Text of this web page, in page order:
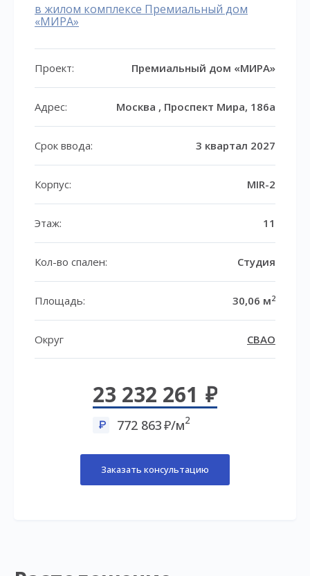
в жилом комплексе Премиальный дом
«МИРА»
Проект: Премиальный дом «МИРА»
Адрес: Москва , Проспект Мира, 186а
Срок ввода: 3 квартал 2027
Корпус: MIR-2
Этаж: 11
Кол-во спален: Студия
Площадь: 30,06 м2
Округ СВАО
23 232 261
772 863 /м2
Заказать консультацию